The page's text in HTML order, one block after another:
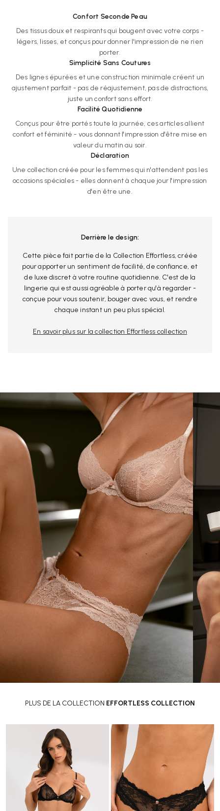
Confort Seconde Peau
Des tissus doux et respirants qui bougent avec votre corps -
légers, lisses, et conçus pour donner l'impression de ne rien
porter.
Simplicité Sans Coutures
Des lignes épurées et une construction minimale créent un
ajustement parfait - pas de réajustement, pas de distractions,
juste un confort sans effort.
Facilité Quotidienne
Conçus pour être portés toute la journée, ces articles allient
confort et féminité - vous donnant l'impression d'être mise en
valeur du matin au soir.
Déclaration
Une collection créée pour les femmes qui n'attendent pas les
occasions spéciales - elles donnent à chaque jour l'impression
d'en être une.
Derrière le design:
Cette pièce fait partie de la Collection Effortless, créée
pour apporter un sentiment de facilité, de confiance, et
de luxe discret à votre routine quotidienne. C'est de la
lingerie qui est aussi agréable à porter qu'à regarder -
conçue pour vous soutenir, bouger avec vous, et rendre
chaque instant un peu plus spécial.
En savoir plus sur la collection Effortless collection
PLUS DE LA COLLECTION EFFORTLESS COLLECTION